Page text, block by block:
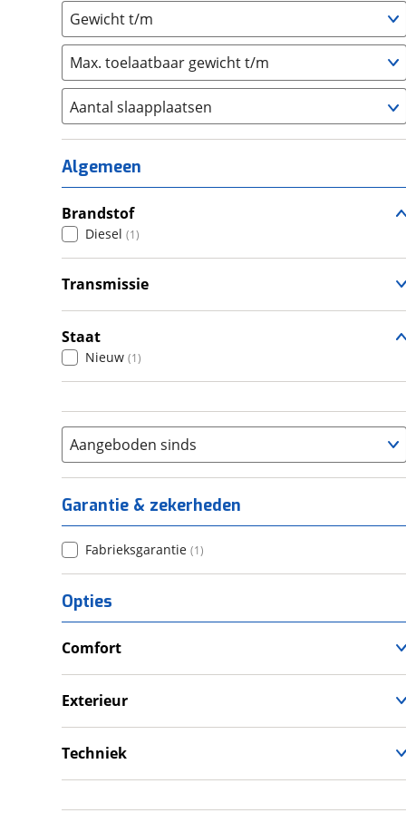
Gewicht t/m
Max. toelaatbaar gewicht t/m
Aantal slaapplaatsen
1 (0)
2 (0)
3 (0)
4 (1)
5 (0)
6+ (0)
Algemeen
Brandstof
Diesel (1)
Transmissie
Staat
Nieuw (1)
Aangeboden sinds
Garantie & zekerheden
Fabrieksgarantie (1)
Opties
Comfort
Verwarmde leefruimte
Exterieur
Schotel
Techniek